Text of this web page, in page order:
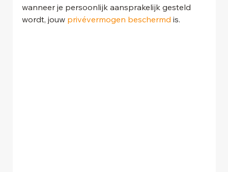
wanneer je persoonlijk aansprakelijk gesteld
wordt, jouw privévermogen beschermd is.